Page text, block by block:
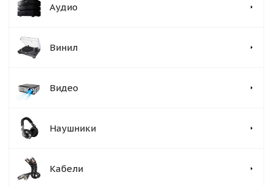
Аудио
Винил
Видео
Наушники
Кабели